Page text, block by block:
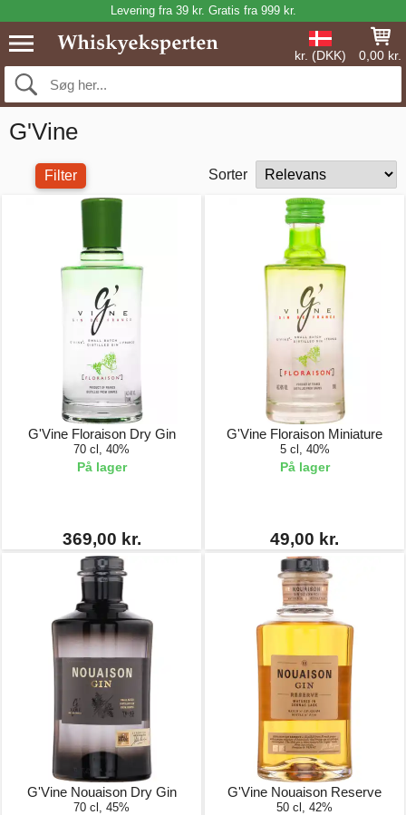
Levering fra 39 kr. Gratis fra 999 kr.
kr. (DKK) 0,00 kr.
G'Vine
Filter Sorter
G'Vine Floraison Dry Gin
70 cl, 40%
På lager
369,00 kr.
G'Vine Floraison Miniature
5 cl, 40%
På lager
49,00 kr.
G'Vine Nouaison Dry Gin
70 cl, 45%
G'Vine Nouaison Reserve
50 cl, 42%